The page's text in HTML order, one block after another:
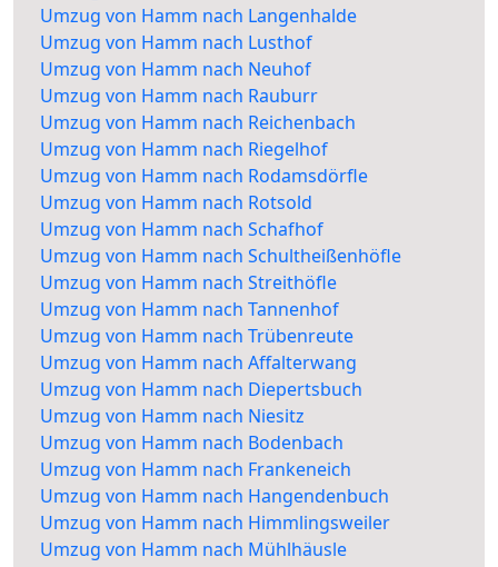
Umzug von Hamm nach Langenhalde
Umzug von Hamm nach Lusthof
Umzug von Hamm nach Neuhof
Umzug von Hamm nach Rauburr
Umzug von Hamm nach Reichenbach
Umzug von Hamm nach Riegelhof
Umzug von Hamm nach Rodamsdörfle
Umzug von Hamm nach Rotsold
Umzug von Hamm nach Schafhof
Umzug von Hamm nach Schultheißenhöfle
Umzug von Hamm nach Streithöfle
Umzug von Hamm nach Tannenhof
Umzug von Hamm nach Trübenreute
Umzug von Hamm nach Affalterwang
Umzug von Hamm nach Diepertsbuch
Umzug von Hamm nach Niesitz
Umzug von Hamm nach Bodenbach
Umzug von Hamm nach Frankeneich
Umzug von Hamm nach Hangendenbuch
Umzug von Hamm nach Himmlingsweiler
Umzug von Hamm nach Mühlhäusle